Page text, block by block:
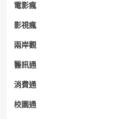
電影瘋
影視瘋
兩岸觀
醫訊通
消費通
校園通